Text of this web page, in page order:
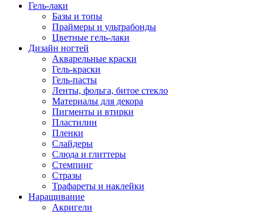
Гель-лаки
Базы и топы
Праймеры и ультрабонды
Цветные гель-лаки
Дизайн ногтей
Акварельные краски
Гель-краски
Гель-пасты
Ленты, фольга, битое стекло
Материалы для декора
Пигменты и втирки
Пластилин
Пленки
Слайдеры
Слюда и глиттеры
Стемпинг
Стразы
Трафареты и наклейки
Наращивание
Акригели